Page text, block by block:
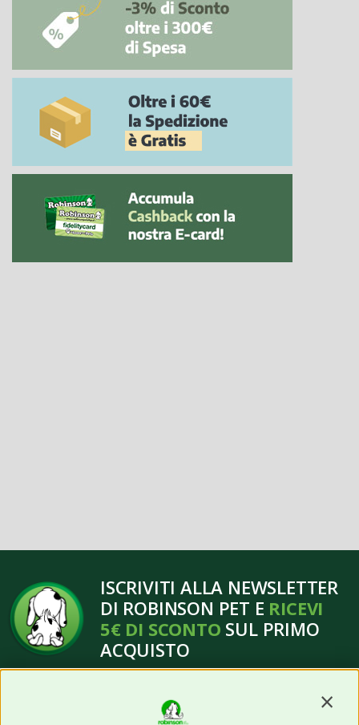
ISCRIVITI ALLA NEWSLETTER
DI ROBINSON PET E RICEVI
5€ DI SCONTO SUL PRIMO
ACQUISTO